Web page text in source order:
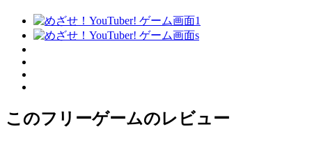
このフリーゲームのレビュー